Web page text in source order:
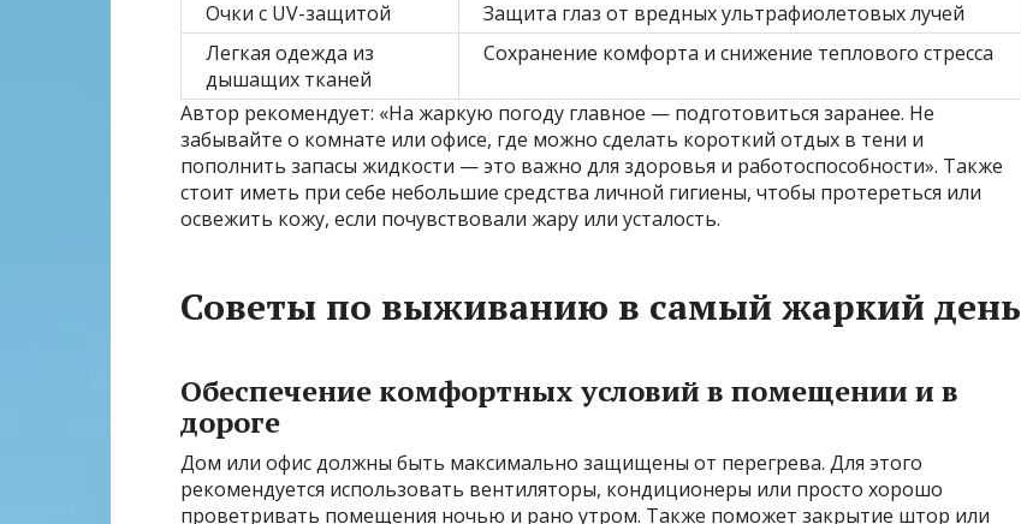
Очки с UV-защитой
Защита глаз от вредных ультрафиолетовых лучей
Легкая одежда из
дышащих тканей
Сохранение комфорта и снижение теплового стресса
Автор рекомендует: «На жаркую погоду главное — подготовиться заранее. Не
забывайте о комнате или офисе, где можно сделать короткий отдых в тени и
пополнить запасы жидкости — это важно для здоровья и работоспособности». Также
стоит иметь при себе небольшие средства личной гигиены, чтобы протереться или
освежить кожу, если почувствовали жару или усталость.
Советы по выживанию в самый жаркий день
Обеспечение комфортных условий в помещении и в
дороге
Дом или офис должны быть максимально защищены от перегрева. Для этого
рекомендуется использовать вентиляторы, кондиционеры или просто хорошо
проветривать помещения ночью и рано утром. Также поможет закрытие штор или